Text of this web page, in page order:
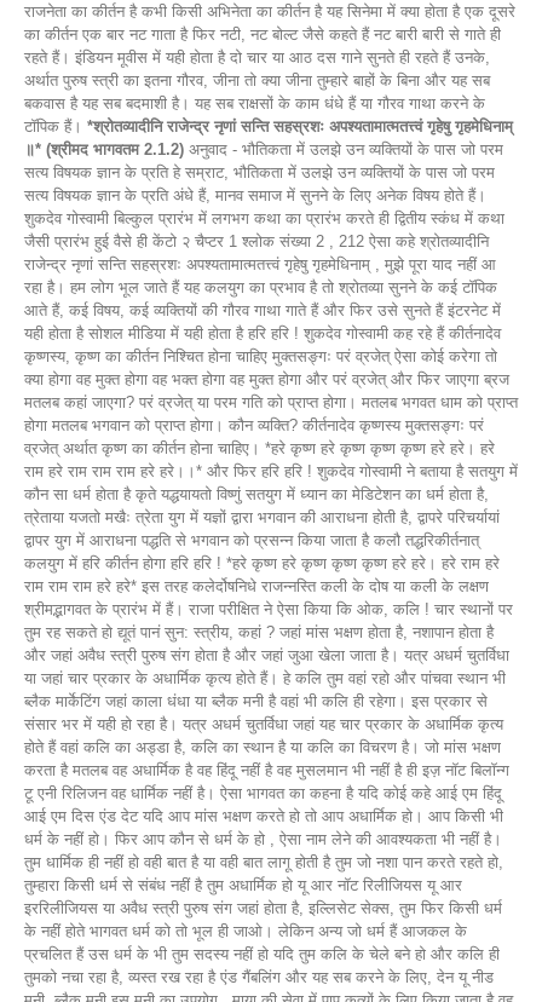
राजनेता का कीर्तन है कभी किसी अभिनेता का कीर्तन है यह सिनेमा में क्या होता है एक दूसरे
का कीर्तन एक बार नट गाता है फिर नटी, नट बोल्ट जैसे कहते हैं नट बारी बारी से गाते ही
रहते हैं। इंडियन मूवीस में यही होता है दो चार या आठ दस गाने सुनते ही रहते हैं उनके,
अर्थात पुरुष स्त्री का इतना गौरव, जीना तो क्या जीना तुम्हारे बाहों के बिना और यह सब
बकवास है यह सब बदमाशी है। यह सब राक्षसों के काम धंधे हैं या गौरव गाथा करने के
टॉपिक हैं। *श्रोतव्यादीनि राजेन्द्र नृणां सन्ति सहस्रशः अपश्यतामात्मतत्त्वं गृहेषु गृहमेधिनाम्
॥* (श्रीमद भागवतम 2.1.2) अनुवाद - भौतिकता में उलझे उन व्यक्तियों के पास जो परम
सत्य विषयक ज्ञान के प्रति हे सम्राट, भौतिकता में उलझे उन व्यक्तियों के पास जो परम
सत्य विषयक ज्ञान के प्रति अंधे हैं, मानव समाज में सुनने के लिए अनेक विषय होते हैं।
शुकदेव गोस्वामी बिल्कुल प्रारंभ में लगभग कथा का प्रारंभ करते ही द्वितीय स्कंध में कथा
जैसी प्रारंभ हुई वैसे ही केंटो २ चैप्टर 1 श्लोक संख्या 2 , 212 ऐसा कहे श्रोतव्यादीनि
राजेन्द्र नृणां सन्ति सहस्रशः अपश्यतामात्मतत्त्वं गृहेषु गृहमेधिनाम् , मुझे पूरा याद नहीं आ
रहा है। हम लोग भूल जाते हैं यह कलयुग का प्रभाव है तो श्रोतव्या सुनने के कई टॉपिक
आते हैं, कई विषय, कई व्यक्तियों की गौरव गाथा गाते हैं और फिर उसे सुनते हैं इंटरनेट में
यही होता है सोशल मीडिया में यही होता है हरि हरि ! शुकदेव गोस्वामी कह रहे हैं कीर्तनादेव
कृष्णस्य, कृष्ण का कीर्तन निश्चित होना चाहिए मुक्तसङ्गः परं व्रजेत् ऐसा कोई करेगा तो
क्या होगा वह मुक्त होगा वह भक्त होगा वह मुक्त होगा और परं व्रजेत् और फिर जाएगा ब्रज
मतलब कहां जाएगा? परं व्रजेत् या परम गति को प्राप्त होगा। मतलब भगवत धाम को प्राप्त
होगा मतलब भगवान को प्राप्त होगा। कौन व्यक्ति? कीर्तनादेव कृष्णस्य मुक्तसङ्गः परं
व्रजेत् अर्थात कृष्ण का कीर्तन होना चाहिए। *हरे कृष्ण हरे कृष्ण कृष्ण कृष्ण हरे हरे। हरे
राम हरे राम राम राम हरे हरे।।* और फिर हरि हरि ! शुकदेव गोस्वामी ने बताया है सतयुग में
कौन सा धर्म होता है कृते यद्धयायतो विष्णुं सतयुग में ध्यान का मेडिटेशन का धर्म होता है,
त्रेताया यजतो मखैः त्रेता युग में यज्ञों द्वारा भगवान की आराधना होती है, द्वापरे परिचर्यायां
द्वापर युग में आराधना पद्धति से भगवान को प्रसन्न किया जाता है कलौ तद्धरिकीर्तनात्
कलयुग में हरि कीर्तन होगा हरि हरि ! *हरे कृष्ण हरे कृष्ण कृष्ण कृष्ण हरे हरे। हरे राम हरे
राम राम राम हरे हरे* इस तरह कलेर्दोषनिधे राजन्नस्ति कली के दोष या कली के लक्षण
श्रीमद्भागवत के प्रारंभ में हैं। राजा परीक्षित ने ऐसा किया कि ओक, कलि ! चार स्थानों पर
तुम रह सकते हो द्यूतं पानं सुन: स्त्रीय, कहां ? जहां मांस भक्षण होता है, नशापान होता है
और जहां अवैध स्त्री पुरुष संग होता है और जहां जुआ खेला जाता है। यत्र अधर्म चुतर्विधा
या जहां चार प्रकार के अधार्मिक कृत्य होते हैं। हे कलि तुम वहां रहो और पांचवा स्थान भी
ब्लैक मार्केटिंग जहां काला धंधा या ब्लैक मनी है वहां भी कलि ही रहेगा। इस प्रकार से
संसार भर में यही हो रहा है। यत्र अधर्म चुतर्विधा जहां यह चार प्रकार के अधार्मिक कृत्य
होते हैं वहां कलि का अड्डा है, कलि का स्थान है या कलि का विचरण है। जो मांस भक्षण
करता है मतलब वह अधार्मिक है वह हिंदू नहीं है वह मुसलमान भी नहीं है ही इज़ नॉट बिलॉन्ग
टू एनी रिलिजन वह धार्मिक नहीं है। ऐसा भागवत का कहना है यदि कोई कहे आई एम हिंदू
आई एम दिस एंड देट यदि आप मांस भक्षण करते हो तो आप अधार्मिक हो। आप किसी भी
धर्म के नहीं हो। फिर आप कौन से धर्म के हो , ऐसा नाम लेने की आवश्यकता भी नहीं है।
तुम धार्मिक ही नहीं हो वही बात है या वही बात लागू होती है तुम जो नशा पान करते रहते हो,
तुम्हारा किसी धर्म से संबंध नहीं है तुम अधार्मिक हो यू आर नॉट रिलीजियस यू आर
इररिलीजियस या अवैध स्त्री पुरुष संग जहां होता है, इल्लिसेट सेक्स, तुम फिर किसी धर्म
के नहीं होते भागवत धर्म को तो भूल ही जाओ। लेकिन अन्य जो धर्म हैं आजकल के
प्रचलित हैं उस धर्म के भी तुम सदस्य नहीं हो यदि तुम कलि के चेले बने हो और कलि ही
तुमको नचा रहा है, व्यस्त रख रहा है एंड गैंबलिंग और यह सब करने के लिए, देन यू नीड